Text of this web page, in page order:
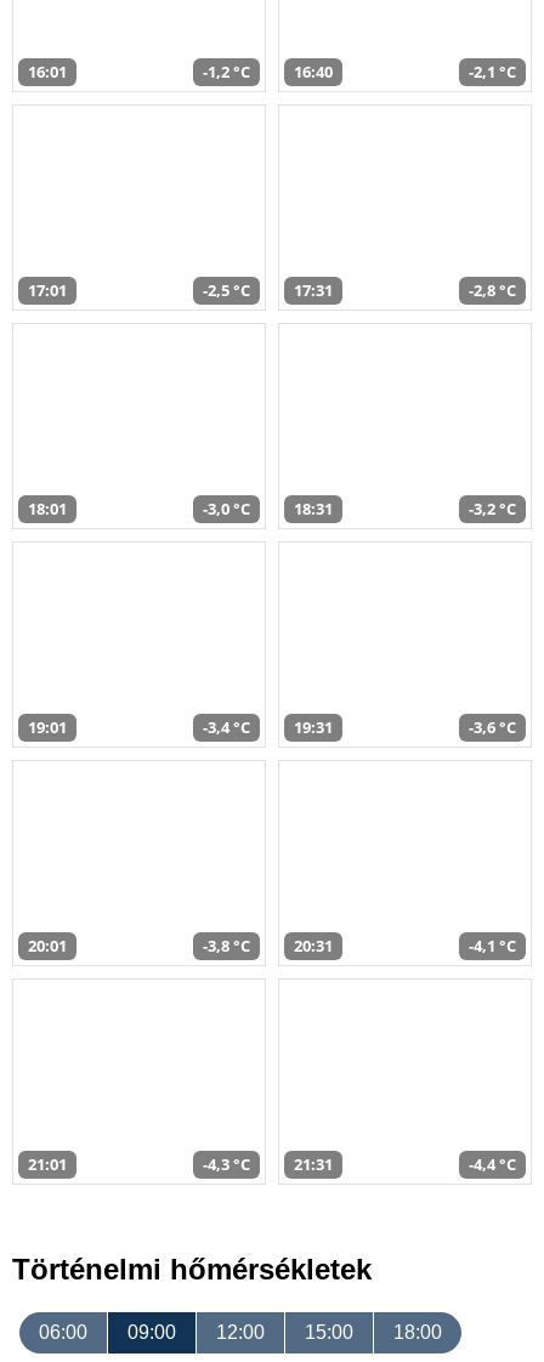
16:01 -1,2 °C 16:40 -2,1 °C
17:01 -2,5 °C 17:31 -2,8 °C
18:01 -3,0 °C 18:31 -3,2 °C
19:01 -3,4 °C 19:31 -3,6 °C
20:01 -3,8 °C 20:31 -4,1 °C
21:01 -4,3 °C 21:31 -4,4 °C
Történelmi hőmérsékletek
06:00 09:00 12:00 15:00 18:00